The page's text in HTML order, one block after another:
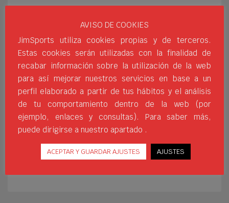
imprescindible tanto para
entrenamientos como para
diversión en el agua y es que
hay una serie de complementos que nos
muscular. Estos elementos también nos
ayudan a dinamizar los entrenamientos y
nos generan una mayor energía. En el
siguiente post te trasladamos el material
más
DEPORTE DEPORTEACUÁTICOS JIMSPORTS
MATERIAL
AVISO DE COOKIES
JimSports utiliza cookies propias y de terceros.
Estas cookies serán utilizadas con la finalidad de
recabar información sobre la utilización de la web
para así mejorar nuestros servicios en base a un
perfil elaborado a partir de tus hábitos y el análisis
de tu comportamiento dentro de la web (por
ejemplo, enlaces y consultas). Para saber más,
puede dirigirse a nuestro apartado .
ACEPTAR Y GUARDAR AJUSTES AJUSTES